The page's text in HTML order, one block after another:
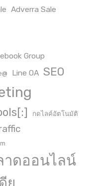
Adverra Sale
Group
Line OA SEO
กดไลค์อัตโนมัติ
าดออนไลน์
ย